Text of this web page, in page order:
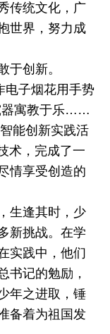
传统文化，广
世界，努力成
于创新。
电子烟花用手势
器寓教于乐……
能创新实践活
术，完成了一
情享受创造的
生逢其时，少
新挑战。在学
实践中，他们
书记的勉励，
年之进取，锤
备着为祖国发